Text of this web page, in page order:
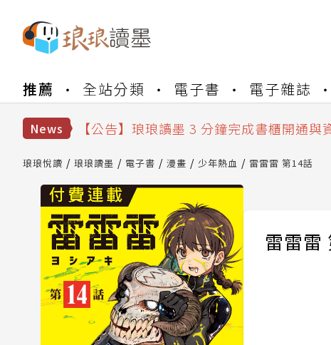
推薦 全站分類 電子書 電子雜誌
News
【公告】琅琅讀墨數位閱讀資產合併與書
【公告】琅琅讀墨 3 分鐘完成書櫃開通與
【公告】琅琅讀墨數位閱讀資產合併與書
琅琅悅讀 琅琅讀墨 電子書 漫畫 少年熱血 雷雷雷 第14話
雷雷雷